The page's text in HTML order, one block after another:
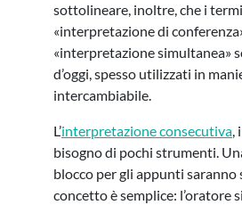
sottolineare, inoltre, che i
«interpretazione di
«interpretazione simultanea»
d’oggi, spesso utilizzati in
intercambiabile.
L’interpretazione consecutiva,
bisogno di pochi strumenti.
blocco per gli appunti saranno
concetto è semplice: l’oratore